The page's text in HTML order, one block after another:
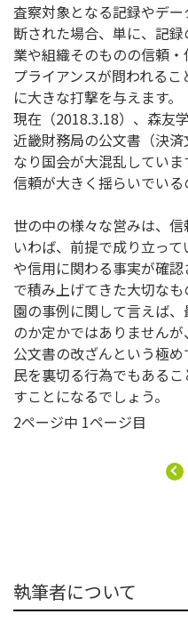
査察対象となる記録やデ
断された場合、単に、記
業や組織そのものの信頼
プライアンスが問われる
に大きな打撃を与えます。
現在（2018.3.18）、森友
近畿財務局の公文書（決
なり国会が大混乱してい
信頼が大きく揺らいでいる
世の中の様々な営みは、信
いわば、前提で成り立っ
や信用に関わる事実が確
で積み上げてきた大切な
園の事例に関して言えば
のか定かではありません
公文書の改ざんという極
民を裏切る行為でもある
すことになるでしょう。
2ページ中 1ページ目
執筆者について